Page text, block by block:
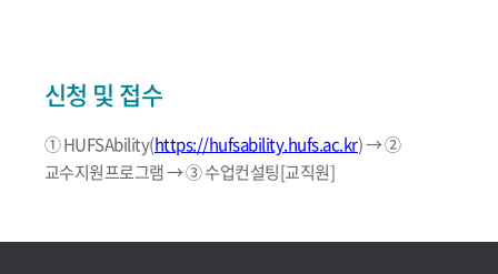
신청 및 접수
① HUFSAbility(https://hufsability.hufs.ac.kr) → ②
교수지원프로그램 → ③ 수업컨설팅[교직원]